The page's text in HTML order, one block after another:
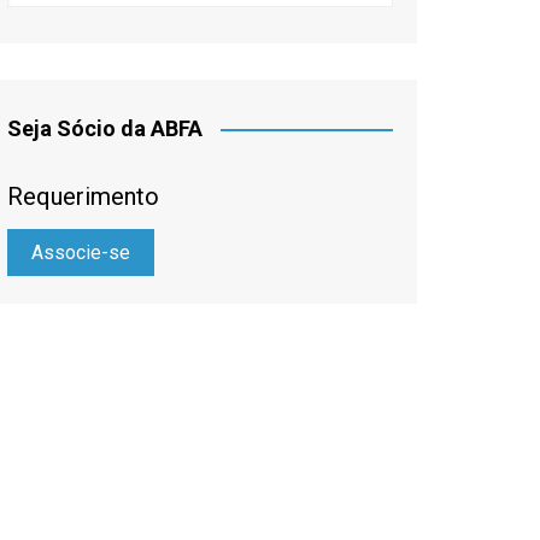
Seja Sócio da ABFA
Requerimento
Associe-se